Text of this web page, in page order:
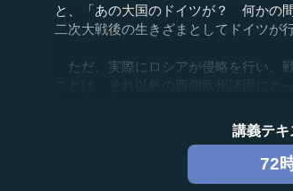
と、「あの大国のドイツが？ 何かの
二次大戦後の生きざまとしてドイツが
ただ、実際にロシアが侵略を行い、
講義テキ
72